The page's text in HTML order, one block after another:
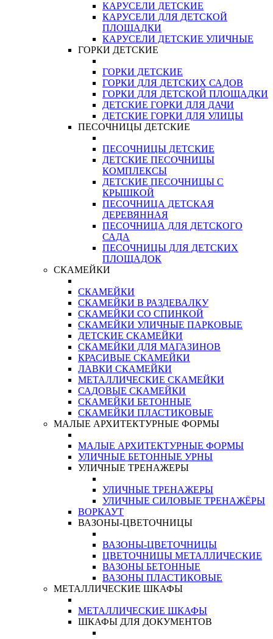
КАРУСЕЛИ ДЕТСКИЕ
КАРУСЕЛИ ДЛЯ ДЕТСКОЙ
ПЛОЩАДКИ
КАРУСЕЛИ ДЕТСКИЕ УЛИЧНЫЕ
ГОРКИ ДЕТСКИЕ
ГОРКИ ДЕТСКИЕ
ГОРКИ ДЛЯ ДЕТСКИХ САДОВ
ГОРКИ ДЛЯ ДЕТСКОЙ ПЛОЩАДКИ
ДЕТСКИЕ ГОРКИ ДЛЯ ДАЧИ
ДЕТСКИЕ ГОРКИ ДЛЯ УЛИЦЫ
ПЕСОЧНИЦЫ ДЕТСКИЕ
ПЕСОЧНИЦЫ ДЕТСКИЕ
ДЕТСКИЕ ПЕСОЧНИЦЫ
КОМПЛЕКСЫ
ДЕТСКИЕ ПЕСОЧНИЦЫ С
КРЫШКОЙ
ПЕСОЧНИЦА ДЕТСКАЯ
ДЕРЕВЯННАЯ
ПЕСОЧНИЦА ДЛЯ ДЕТСКОГО
САДА
ПЕСОЧНИЦЫ ДЛЯ ДЕТСКИХ
ПЛОЩАДОК
СКАМЕЙКИ
СКАМЕЙКИ
СКАМЕЙКИ В РАЗДЕВАЛКУ
СКАМЕЙКИ СО СПИНКОЙ
СКАМЕЙКИ УЛИЧНЫЕ ПАРКОВЫЕ
ДЕТСКИЕ СКАМЕЙКИ
СКАМЕЙКИ ДЛЯ МАГАЗИНОВ
КРАСИВЫЕ СКАМЕЙКИ
ЛАВКИ СКАМЕЙКИ
МЕТАЛЛИЧЕСКИЕ СКАМЕЙКИ
САДОВЫЕ СКАМЕЙКИ
СКАМЕЙКИ БЕТОННЫЕ
СКАМЕЙКИ ПЛАСТИКОВЫЕ
МАЛЫЕ АРХИТЕКТУРНЫЕ ФОРМЫ
МАЛЫЕ АРХИТЕКТУРНЫЕ ФОРМЫ
УЛИЧНЫЕ БЕТОННЫЕ УРНЫ
УЛИЧНЫЕ ТРЕНАЖЕРЫ
УЛИЧНЫЕ ТРЕНАЖЕРЫ
УЛИЧНЫЕ СИЛОВЫЕ ТРЕНАЖЁРЫ
ВОРКАУТ
ВАЗОНЫ-ЦВЕТОЧНИЦЫ
ВАЗОНЫ-ЦВЕТОЧНИЦЫ
ЦВЕТОЧНИЦЫ МЕТАЛЛИЧЕСКИЕ
ВАЗОНЫ БЕТОННЫЕ
ВАЗОНЫ ПЛАСТИКОВЫЕ
МЕТАЛЛИЧЕСКИЕ ШКАФЫ
МЕТАЛЛИЧЕСКИЕ ШКАФЫ
ШКАФЫ ДЛЯ ДОКУМЕНТОВ